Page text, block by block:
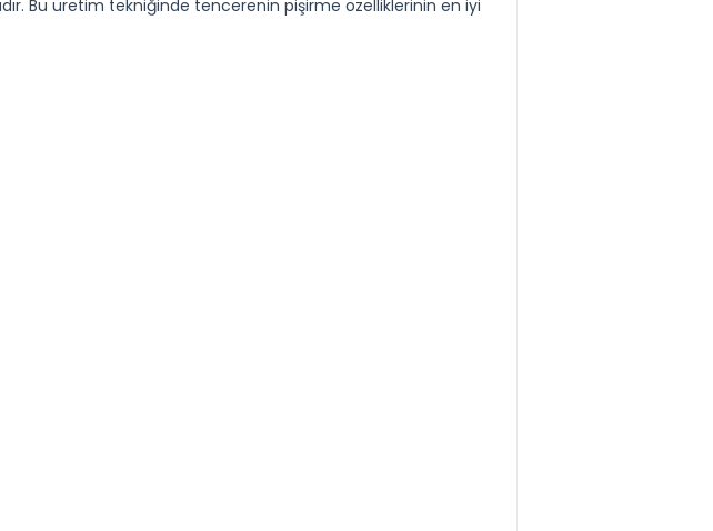
Bu üretim tekniğinde tencerenin pişirme özelliklerinin en iyi